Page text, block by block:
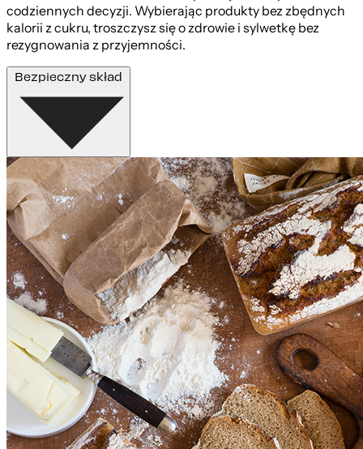
codziennych decyzji. Wybierając produkty bez zbędnych
kalorii z cukru, troszczysz się o zdrowie i sylwetkę bez
rezygnowania z przyjemności.
Bezpieczny skład